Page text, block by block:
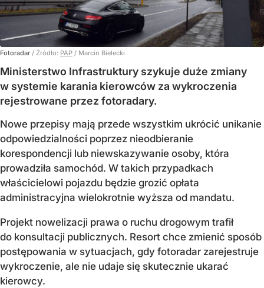
Fotoradar / Źródło: PAP / Marcin Bielecki
Ministerstwo Infrastruktury szykuje duże zmiany
w systemie karania kierowców za wykroczenia
rejestrowane przez fotoradary.
Nowe przepisy mają przede wszystkim ukrócić unikanie
odpowiedzialności poprzez nieodbieranie
korespondencji lub niewskazywanie osoby, która
prowadziła samochód. W takich przypadkach
właścicielowi pojazdu będzie grozić opłata
administracyjna wielokrotnie wyższa od mandatu.
Projekt nowelizacji prawa o ruchu drogowym trafił
do konsultacji publicznych. Resort chce zmienić sposób
postępowania w sytuacjach, gdy fotoradar zarejestruje
wykroczenie, ale nie udaje się skutecznie ukarać
kierowcy.